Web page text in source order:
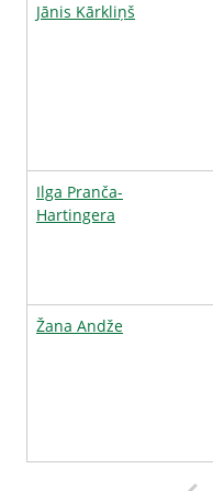
Jānis Kārkliņš
Ilga Pranča-
Hartingera
Žana Andže